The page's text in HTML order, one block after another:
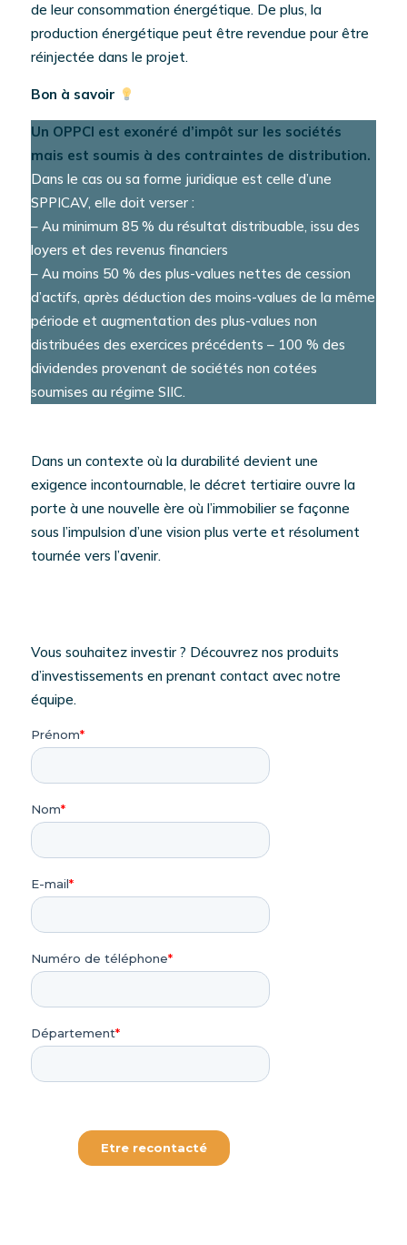
de leur consommation énergétique. De plus, la
production énergétique peut être revendue pour être
réinjectée dans le projet.
Bon à savoir
Un OPPCI est exonéré d’impôt sur les sociétés
mais est soumis à des contraintes de distribution.
Dans le cas ou sa forme juridique est celle d’une
SPPICAV, elle doit verser :
– Au minimum 85 % du résultat distribuable, issu des
loyers et des revenus financiers
– Au moins 50 % des plus-values nettes de cession
d’actifs, après déduction des moins-values de la même
période et augmentation des plus-values non
distribuées des exercices précédents – 100 % des
dividendes provenant de sociétés non cotées
soumises au régime SIIC.
Dans un contexte où la durabilité devient une
exigence incontournable, le décret tertiaire ouvre la
porte à une nouvelle ère où l’immobilier se façonne
sous l’impulsion d’une vision plus verte et résolument
tournée vers l’avenir.
Vous souhaitez investir ? Découvrez nos produits
d’investissements en prenant contact avec notre
équipe.